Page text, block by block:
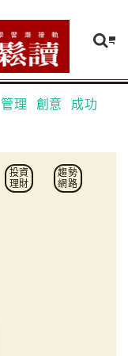
管理 創意 成功
投資
理財
趨勢
網路